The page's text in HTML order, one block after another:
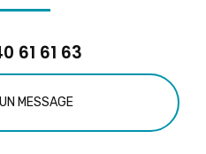
61 61 63
MESSAGE